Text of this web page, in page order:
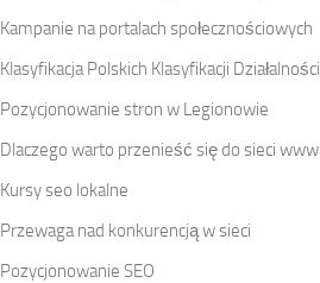
Kampanie na portalach społecznościowych
Klasyfikacja Polskich Klasyfikacji Działalności
Pozycjonowanie stron w Legionowie
Dlaczego warto przenieść się do sieci www
Kursy seo lokalne
Przewaga nad konkurencją w sieci
Pozycjonowanie SEO